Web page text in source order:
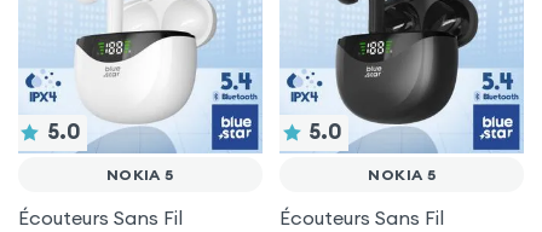
5.0
NOKIA 5
Écouteurs Sans Fil
5.0
NOKIA 5
Écouteurs Sans Fil